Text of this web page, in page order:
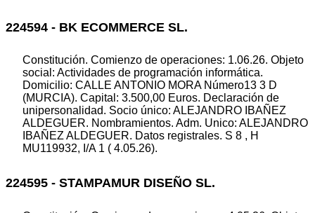
224594 - BK ECOMMERCE SL.
Constitución. Comienzo de operaciones: 1.06.26. Objeto
social: Actividades de programación informática.
Domicilio: CALLE ANTONIO MORA Número13 3 D
(MURCIA). Capital: 3.500,00 Euros. Declaración de
unipersonalidad. Socio único: ALEJANDRO IBAÑEZ
ALDEGUER. Nombramientos. Adm. Unico: ALEJANDRO
IBAÑEZ ALDEGUER. Datos registrales. S 8 , H
MU119932, I/A 1 ( 4.05.26).
224595 - STAMPAMUR DISEÑO SL.